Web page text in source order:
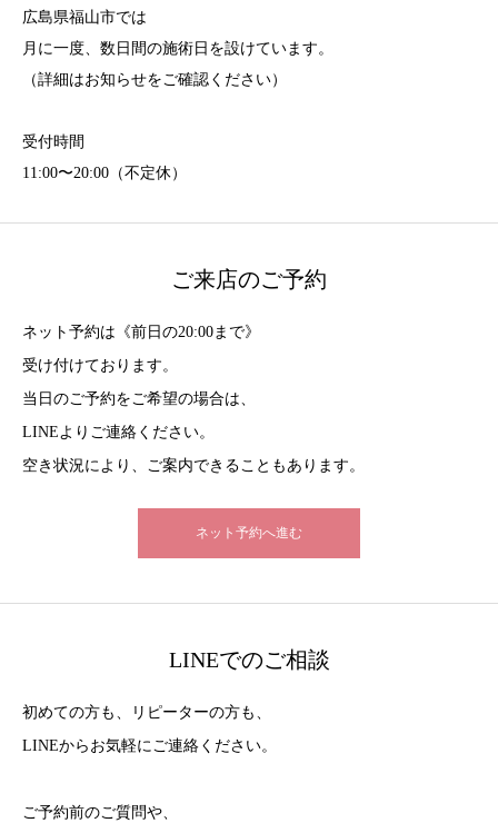
広島県福山市では
月に一度、数日間の施術日を設けています。
（詳細はお知らせをご確認ください）
受付時間
11:00〜20:00（不定休）
ご来店のご予約
ネット予約は《前日の20:00まで》
受け付けております。
当日のご予約をご希望の場合は、
LINEよりご連絡ください。
空き状況により、ご案内できることもあります。
ネット予約へ進む
LINEでのご相談
初めての方も、リピーターの方も、
LINEからお気軽にご連絡ください。
ご予約前のご質問や、